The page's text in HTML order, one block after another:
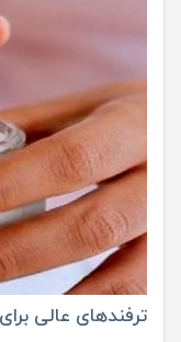
ترفندهای عالی